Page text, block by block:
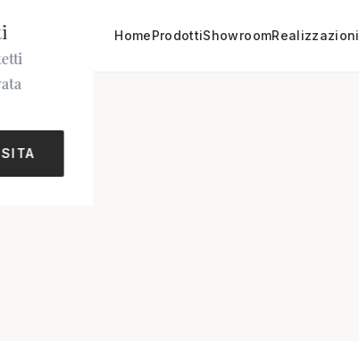
HomeProdottiShowroomRealizzazioni